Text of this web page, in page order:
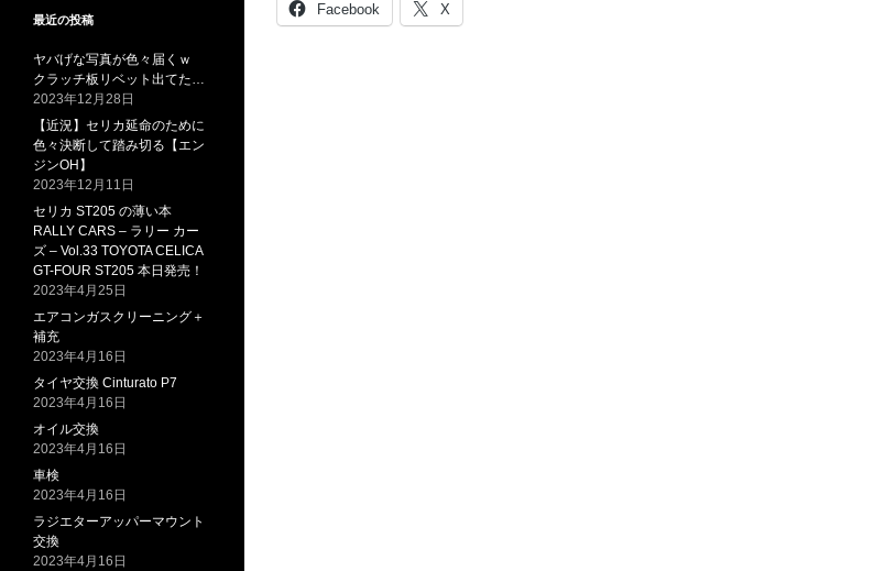
Facebook X
最近の投稿
ヤバげな写真が色々届くｗ
クラッチ板リベット出てた…
2023年12月28日
【近況】セリカ延命のために
色々決断して踏み切る【エン
ジンOH】
2023年12月11日
セリカ ST205 の薄い本
RALLY CARS – ラリー カー
ズ – Vol.33 TOYOTA CELICA
GT-FOUR ST205 本日発売！
2023年4月25日
エアコンガスクリーニング＋
補充
2023年4月16日
タイヤ交換 Cinturato P7
2023年4月16日
オイル交換
2023年4月16日
車検
2023年4月16日
ラジエターアッパーマウント
交換
2023年4月16日